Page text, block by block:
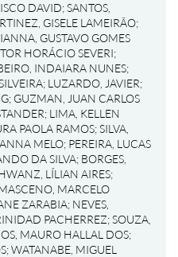
DAVID;SANTOS,
GISELE LAMEIRÃO;
GUSTAVO GOMES
HORÁCIO SEVERI;
INDAIARA NUNES;
; LUZARDO, JAVIER;
; GUZMAN, JUAN CARLOS
; LIMA, KELLEN
PAOLA RAMOS;SILVA,
MELO; PEREIRA, LUCAS
DA SILVA; BORGES,
LÍLIAN AIRES;
MARCELO
ZARABIA; NEVES,
PACHERREZ;SOUZA,
MAURO HALLAL DOS;
;WATANABE, MIGUEL